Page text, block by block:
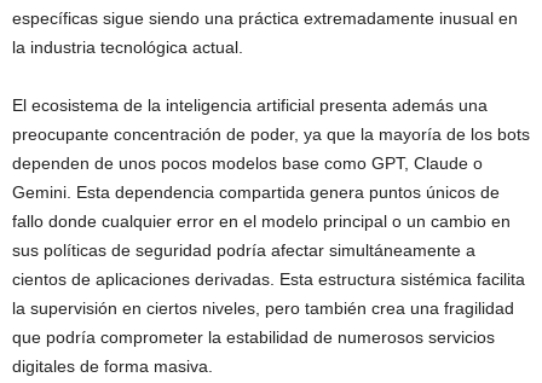
específicas sigue siendo una práctica extremadamente inusual en
la industria tecnológica actual.
El ecosistema de la inteligencia artificial presenta además una
preocupante concentración de poder, ya que la mayoría de los bots
dependen de unos pocos modelos base como GPT, Claude o
Gemini. Esta dependencia compartida genera puntos únicos de
fallo donde cualquier error en el modelo principal o un cambio en
sus políticas de seguridad podría afectar simultáneamente a
cientos de aplicaciones derivadas. Esta estructura sistémica facilita
la supervisión en ciertos niveles, pero también crea una fragilidad
que podría comprometer la estabilidad de numerosos servicios
digitales de forma masiva.